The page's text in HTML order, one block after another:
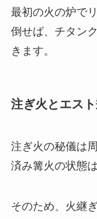
最初の火の炉で
倒せば、チタン
きます。
注ぎ火とエス
注ぎ火の秘儀は
済み篝火の状態
そのため、火継